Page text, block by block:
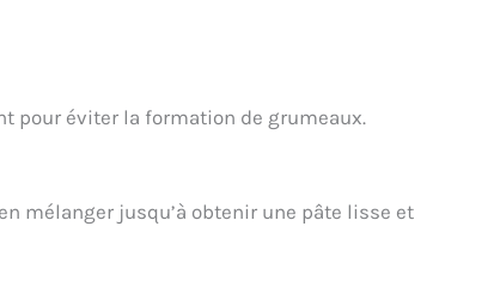
pour éviter la formation de grumeaux.
mélanger jusqu’à obtenir une pâte lisse et